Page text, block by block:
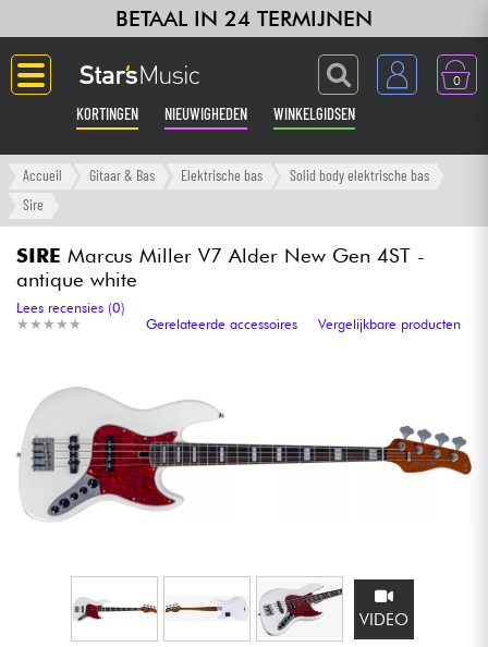
BETAAL IN 24 TERMIJNEN
0
KORTINGEN NIEUWIGHEDEN WINKELGIDSEN
Langue
Versterker & Effecten
Synths & samplers
Home-studio
Hoofdtelefoon
DJ
Accueil Gitaar & Bas Elektrische bas
Solid body elektrische bas
Sire
SIRE Marcus Miller V7 Alder New Gen 4ST -
antique white
★ ★ ★ ★ ★
★ ★ ★ ★ ★
Lees recensies (0)
Gerelateerde accessoires
Vergelijkbare producten
VIDEO